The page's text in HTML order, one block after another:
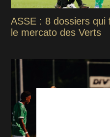
ASSE : 8 dossiers
le mercato des Verts